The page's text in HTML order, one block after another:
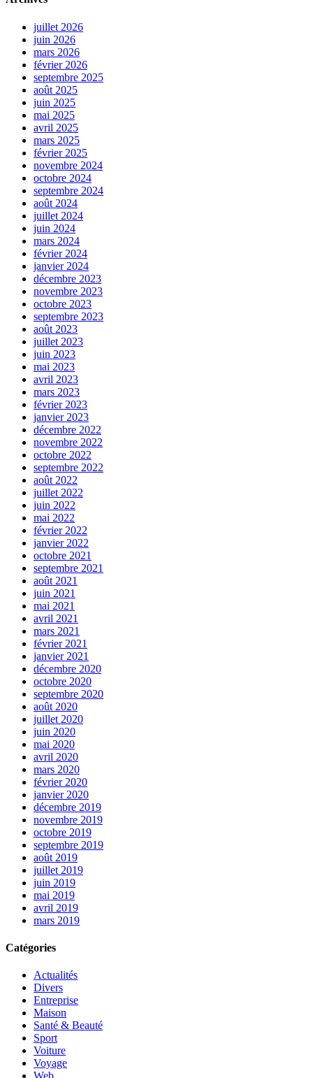
juillet 2026
juin 2026
mars 2026
février 2026
septembre 2025
août 2025
juin 2025
mai 2025
avril 2025
mars 2025
février 2025
novembre 2024
octobre 2024
septembre 2024
août 2024
juillet 2024
juin 2024
mars 2024
février 2024
janvier 2024
décembre 2023
novembre 2023
octobre 2023
septembre 2023
août 2023
juillet 2023
juin 2023
mai 2023
avril 2023
mars 2023
février 2023
janvier 2023
décembre 2022
novembre 2022
octobre 2022
septembre 2022
août 2022
juillet 2022
juin 2022
mai 2022
février 2022
janvier 2022
octobre 2021
septembre 2021
août 2021
juin 2021
mai 2021
avril 2021
mars 2021
février 2021
janvier 2021
décembre 2020
octobre 2020
septembre 2020
août 2020
juillet 2020
juin 2020
mai 2020
avril 2020
mars 2020
février 2020
janvier 2020
décembre 2019
novembre 2019
octobre 2019
septembre 2019
août 2019
juillet 2019
juin 2019
mai 2019
avril 2019
mars 2019
Catégories
Actualités
Divers
Entreprise
Maison
Santé & Beauté
Sport
Voiture
Voyage
Web